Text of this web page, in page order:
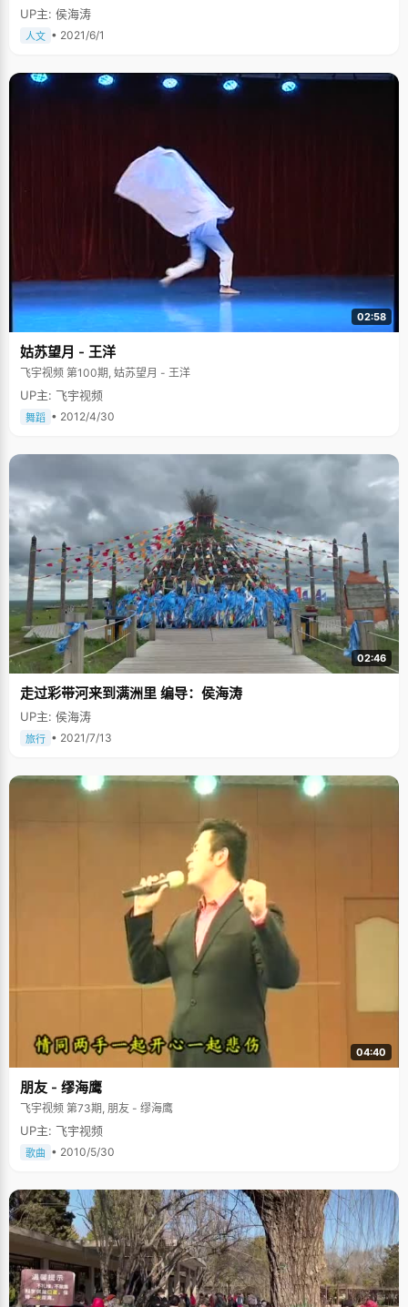
神很深沉，作为贫寒家庭里出来的孩子，注定了要比别人背负更多压力和负
担，也要比别人更加坚强，在此，祝福冯宇宁能早日实现自己的梦想。
UP主: 侯海涛
人文 • 2021/6/1
02:58
姑苏望月 - 王洋
飞宇视频 第100期, 姑苏望月 - 王洋
UP主: 飞宇视频
舞蹈 • 2012/4/30
02:46
走过彩带河来到满洲里 编导：侯海涛
UP主: 侯海涛
旅行 • 2021/7/13
04:40
朋友 - 缪海鹰
飞宇视频 第73期, 朋友 - 缪海鹰
UP主: 飞宇视频
歌曲 • 2010/5/30